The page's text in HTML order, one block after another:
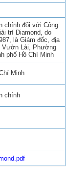
chính đối với Công
trí Diamond, do
là Giám đốc, địa
Vườn Lài, Phường
phố Hồ Chí Minh
Minh
chính